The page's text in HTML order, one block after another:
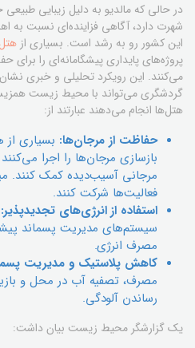
در حالی که مالدیو به دلیل زیبایی
شهرت دارد، آگاهی فزاینده‌ای نسبت
این کشور رو به رشد است. بسیاری از
پروژه‌های پایداری پیشگامانه‌ای را
می‌کنند. این رویکرد تحلیلی و خبری
گردشگری می‌تواند با محیط زیست
هتل‌ها انجام می‌دهند عبارتند از:
حفاظت از مرجان‌ها: بسیاری
بازسازی مرجان‌ها را اجرا
مرجانی آسیب‌دیده کمک کنند.
فعالیت‌ها شرکت کنند.
استفاده از انرژی‌های تجدیدپذیر:
سیستم‌های مدیریت پسماند
مصرف انرژی.
کاهش پلاستیک و مدیریت
مصرف، تصفیه آب در محل و
رساندن آلودگی.
یک گزارشگر محیط زیست بیان داشت: